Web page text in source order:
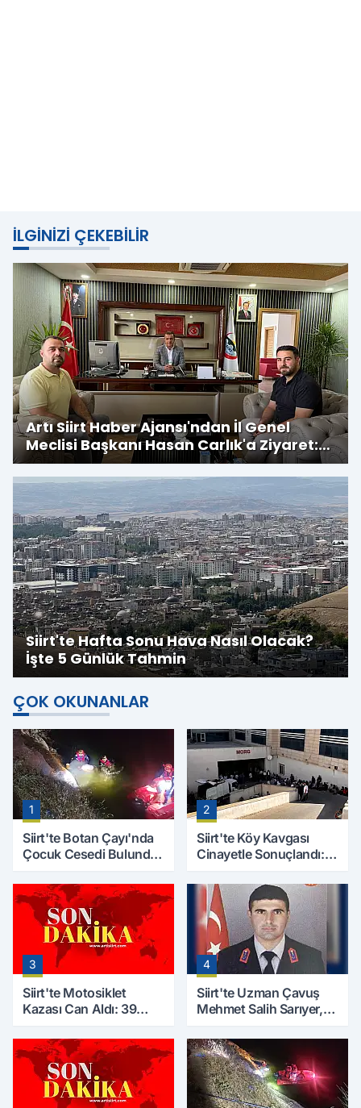
İLGINIZI ÇEKEBILIR
Artı Siirt Haber Ajansı'ndan İl Genel
Meclisi Başkanı Hasan Carlık'a Ziyaret:
Kırsala Yapılan Yatırımlar
Değerlendirildi
Siirt'te Hafta Sonu Hava Nasıl Olacak?
İşte 5 Günlük Tahmin
ÇOK OKUNANLAR
1
Siirt'te Botan Çayı'nda
Çocuk Cesedi Bulundu:
Çalışmaları Başlıyor
2
Siirt'te Köy Kavgası
Cinayetle Sonuçlandı:
Kaybetti
3
Siirt'te Motosiklet
Kazası Can Aldı: 39
Hayatını Kaybetti
4
Siirt'te Uzman Çavuş
Mehmet Salih Sarıyer,